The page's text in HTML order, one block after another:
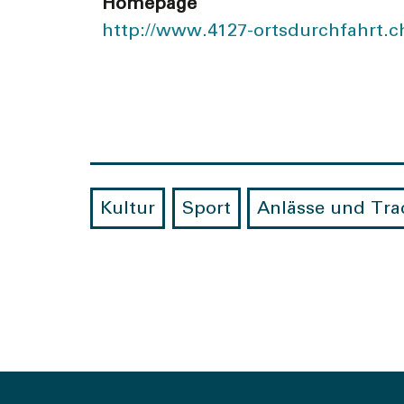
Homepage
http://www.4127-
Kultur Sport Anlässe und